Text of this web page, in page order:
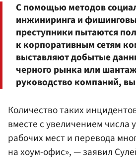
С помощью методов
инжиниринга и
преступники пытаются
к корпоративным сетям
выставляют добытые
черного рынка или
руководство компаний,
Количество таких
вместе с увеличением числа
рабочих мест и перевода
на хоум-офис», — заявил